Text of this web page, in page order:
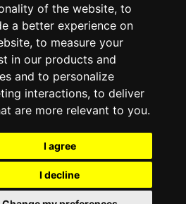
of the website, to
a better experience on
, to measure your
in our products and
and to personalize
interactions, to deliver
are more relevant to you.
I agree
I decline
| Credits